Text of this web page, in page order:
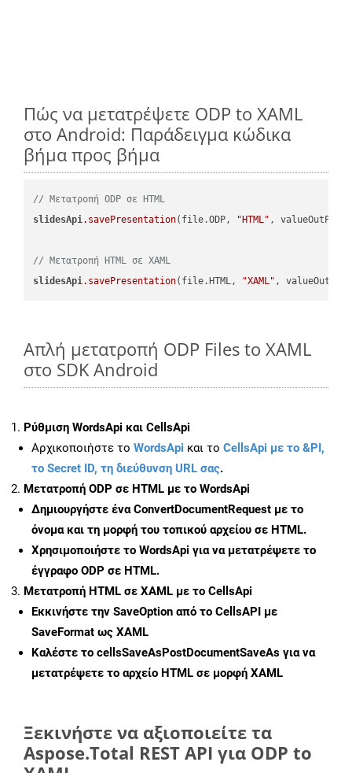
Πώς να μετατρέψετε ODP to XAML
στο Android: Παράδειγμα κώδικα
βήμα προς βήμα
// Μετατροπή ODP σε HTML
slidesApi.savePresentation(file.ODP, "HTML" ,
// Μετατροπή HTML σε XAML
slidesApi.savePresentation(file.HTML, "XAML"
Απλή μετατροπή ODP Files to XAML
στο SDK Android
Ρύθμιση WordsApi και CellsApi
Αρχικοποιήστε το WordsApi και το CellsApi με το &PI,
το Secret ID, τη διεύθυνση URL σας.
Μετατροπή ODP σε HTML με το WordsApi
Δημιουργήστε έναConvertDocumentRequest με το
όνομα και τη μορφή του τοπικού αρχείου σε HTML.
Χρησιμοποιήστε το WordsApi για να μετατρέψετε το
έγγραφο ODP σε HTML.
Μετατροπή HTML σε XAML με το CellsApi
Εκκινήστε την SaveOption από το CellsAPI με
SaveFormat ως XAML
Καλέστε το cellsSaveAsPostDocumentSaveAs για να
μετατρέψετε το αρχείο HTML σε μορφή XAML
Ξεκινήστε να αξιοποιείτε τα
Aspose.Total REST API για ODP to